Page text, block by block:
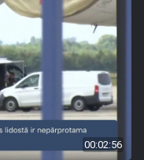
00:02:56